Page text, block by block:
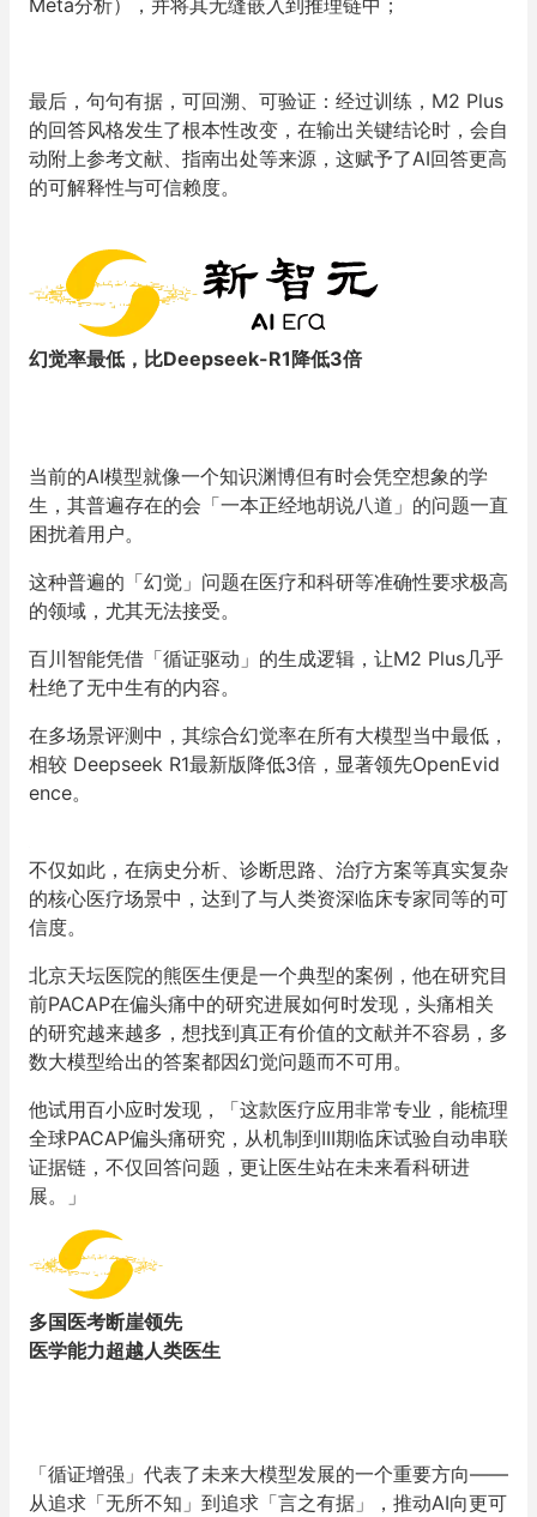
最后，句句有据，可回溯、可验证：经过训练，M2 Plus
的回答风格发生了根本性改变，在输出关键结论时，会自
动附上参考文献、指南出处等来源，这赋予了AI回答更高
的可解释性与可信赖度。
幻觉率最低，比Deepseek-R1降低3倍
当前的AI模型就像一个知识渊博但有时会凭空想象的学
生，其普遍存在的会「一本正经地胡说八道」的问题一直
困扰着用户。
这种普遍的「幻觉」问题在医疗和科研等准确性要求极高
的领域，尤其无法接受。
百川智能凭借「循证驱动」的生成逻辑，让M2 Plus几乎
杜绝了无中生有的内容。
在多场景评测中，其综合幻觉率在所有大模型当中最低，
相较 Deepseek R1最新版降低3倍，显著领先OpenEvid
ence。
不仅如此，在病史分析、诊断思路、治疗方案等真实复杂
的核心医疗场景中，达到了与人类资深临床专家同等的可
信度。
北京天坛医院的熊医生便是一个典型的案例，他在研究目
前PACAP在偏头痛中的研究进展如何时发现，头痛相关
的研究越来越多，想找到真正有价值的文献并不容易，多
数大模型给出的答案都因幻觉问题而不可用。
他试用百小应时发现，「这款医疗应用非常专业，能梳理
全球PACAP偏头痛研究，从机制到III期临床试验自动串联
证据链，不仅回答问题，更让医生站在未来看科研进
展。」
多国医考断崖领先
医学能力超越人类医生
「循证增强」代表了未来大模型发展的一个重要方向——
从追求「无所不知」到追求「言之有据」，推动AI向更可